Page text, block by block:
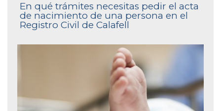
En qué trámites necesitas pedir el acta
de nacimiento de una persona en el
Registro Civil de Calafell